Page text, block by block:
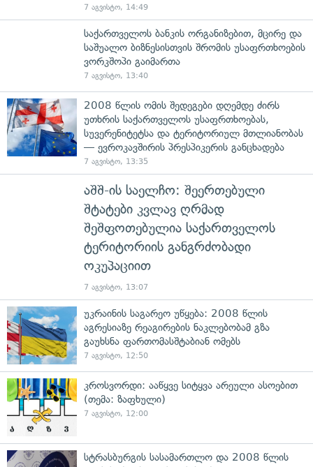
7 აგვისტო, 14:49
საქართველოს ბანკის ორგანიზებით, მცირე და
საშუალო ბიზნესისთვის შრომის უსაფრთხოების
ვორკშოპი გაიმართა
7 აგვისტო, 13:40
2008 წლის ომის შედეგები დღემდე ძირს
უთხრის საქართველოს უსაფრთხოებას,
სუვერენიტეტსა და ტერიტორიულ მთლიანობას
— ევროკავშირის პრესპიკერის განცხადება
7 აგვისტო, 13:35
აშშ-ის საელჩო: შეერთებული
შტატები კვლავ ღრმად
შეშფოთებულია საქართველოს
ტერიტორიის განგრძობადი
ოკუპაციით
7 აგვისტო, 13:07
უკრაინის საგარეო უწყება: 2008 წლის
აგრესიაზე რეაგირების ნაკლებობამ გზა
გაუხსნა ფართომასშტაბიან ომებს
7 აგვისტო, 12:50
კროსვორდი: ააწყვე სიტყვა არეული ასოებით
(თემა: ზაფხული)
7 აგვისტო, 12:00
სტრასბურგის სასამართლო და 2008 წლის